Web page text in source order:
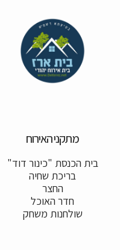
מתקני האירוח
בית הכנסת "כינור דוד"
בריכת שחיה
החצר
חדר האוכל
שולחנות משחק